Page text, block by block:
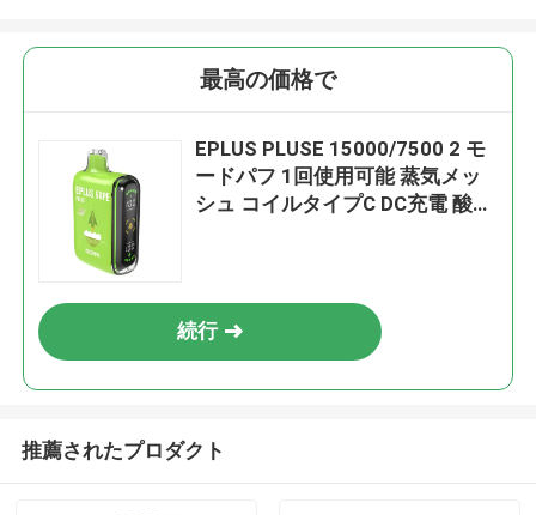
最高の価格で
EPLUS PLUSE 15000/7500 2 モ
ードパフ 1回使用可能 蒸気メッ
シュ コイルタイプC DC充電 酸性
続行
推薦されたプロダクト